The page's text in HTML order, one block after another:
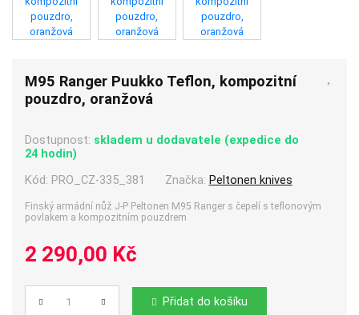
M95 Ranger Puukko Teflon, kompozitní
pouzdro, oranžová
Dostupnost: skladem u dodavatele (expedice do
24 hodin)
Kód: PRO_CZ-335_381 Značka: Peltonen knives
Finský armádní nůž J-P Peltonen M95 Ranger s čepelí s teflonovým
povlakem a kompozitním pouzdrem
2 290,00 Kč
Počet Přidat do košíku